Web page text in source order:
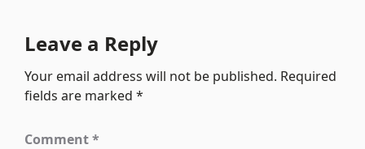
Leave a Reply
Your email address will not be published. Required
fields are marked*
Comment*